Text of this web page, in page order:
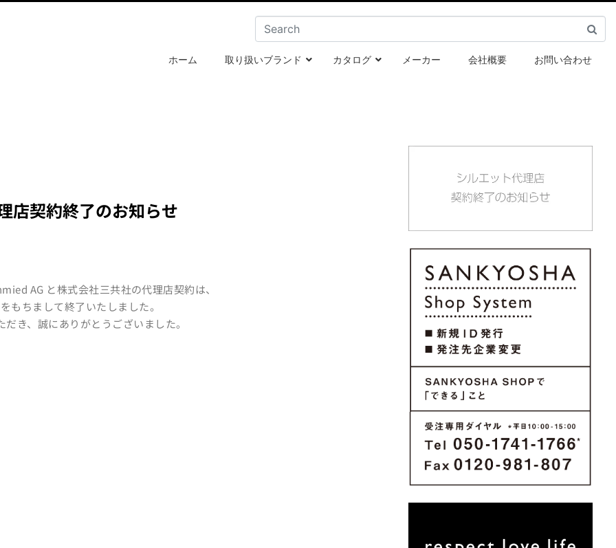
ホーム 取り扱いブランド カタログ メーカー 会社概要 お問い合わせ
店契約終了のお知らせ
AG と株式会社三共社の代理店契約は、
もちまして終了いたしました。
き、誠にありがとうございました。